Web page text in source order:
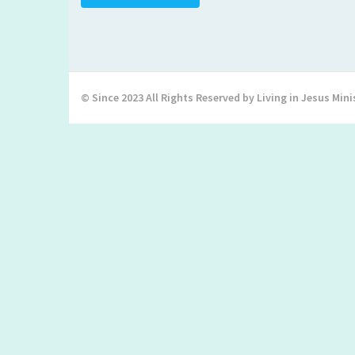
© Since 2023 All Rights Reserved by Living in Jesus